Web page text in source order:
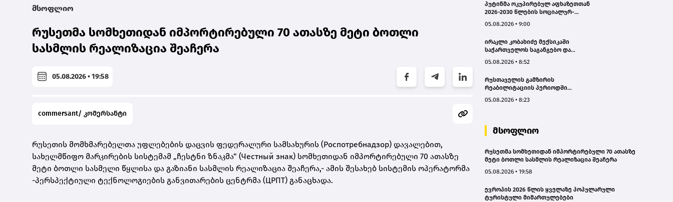
მსოფლიო
რუსეთმა სომხეთიდან იმპორტირებული 70 ათასზე მეტი ბოთლი
სასმლის რეალიზაცია შეაჩერა
05.08.2026 • 19:58
commersant/ კომერსანტი
რუსეთის მომხმარებელთა უფლებების დაცვის ფედერალური სამსახურის (Роспотребнадзор) დავალებით,
სახელმწიფო მარკირების სისტემამ „ჩესტნი ზნაკმა“ (Честный знак) სომხეთიდან იმპორტირებული 70 ათასზე
მეტი ბოთლი სასმელი წყლისა და გაზიანი სასმლის რეალიზაცია შეაჩერა,- ამის შესახებ სისტემის ოპერატორმა
-პერსპექტიული ტექნოლოგიების განვითარების ცენტრმა (ЦРПТ) განაცხადა.
რომლითაც საგაკვეთილო პროცესში
ტელეფონების გამოყენება
იზღუდება
პუტინმა ოკუპირებულ აფხაზეთთან
2026-2030 წლების სოციალურ-
შეთანხმების რატიფიცირებას ხელი
05.08.2026 • 9:00
ირაკლი კობახიძე მექსიკაში
საქართველოს საგანგებო და
ისაუბრეს?
05.08.2026 • 8:52
რუსთაველის გამზირის
რეაბილიტაციის პერიოდში
ხოლო მიწისქვეშა
მოიჯარეები გადასახადებისგან
გათავისუფლდებიან
05.08.2026 • 8:23
მსოფლიო
რუსეთმა სომხეთიდან იმპორტირებული 70 ათასზე
მეტი ბოთლი სასმლის რეალიზაცია შეაჩერა
05.08.2026 • 19:58
ევროპის 2026 წლის ყველაზე პოპულარული
ტურისტული მიმართულებები